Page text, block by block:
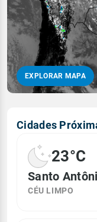
EXPLORAR MAPA
Cidades
23°C
Santo
CÉU LIMPO